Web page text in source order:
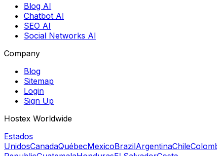
Blog AI
Chatbot AI
SEO AI
Social Networks AI
Company
Blog
Sitemap
Login
Sign Up
Hostex Worldwide
Estados
UnidosCanadaQuébecMexicoBrazilArgentinaChile